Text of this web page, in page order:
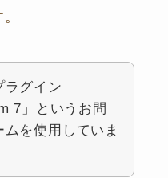
ラグイン
7」というお問
を使用していま